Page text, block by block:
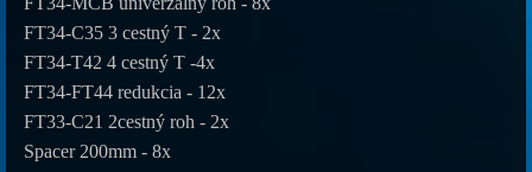
FT34-C35 3 cestný T - 2x
FT34-T42 4 cestný T -4x
FT34-FT44 redukcia - 12x
FT33-C21 2cestný roh - 2x
Spacer 200mm - 8x